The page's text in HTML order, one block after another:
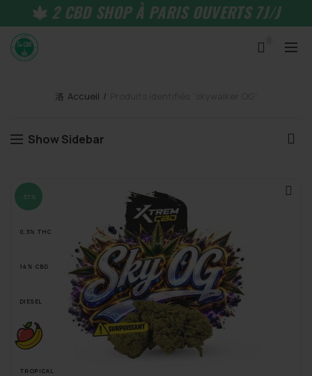
2 CBD SHOP À PARIS OUVERTS 7J/J
Accueil
Show Sidebar
-37%
0,3% THC
14% CBD
DIESEL
TROPICAL